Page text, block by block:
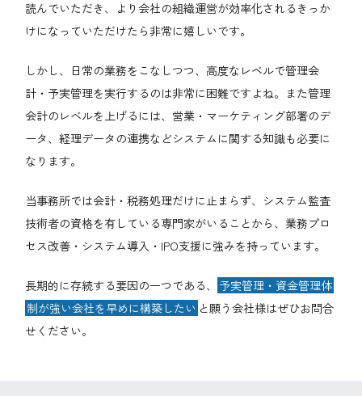
読んでいただき、より会社の組織運営が効率化されるきっか
けになっていただけたら非常に嬉しいです。
しかし、日常の業務をこなしつつ、高度なレベルで管理会
計・予実管理を実行するのは非常に困難ですよね。また管理
会計のレベルを上げるには、営業・マーケティング部署のデ
ータ、経理データの連携などシステムに関する知識も必要に
なります。
当事務所では会計・税務処理だけに止まらず、システム監査
技術者の資格を有している専門家がいることから、業務プロ
セス改善・システム導入・IPO支援に強みを持っています。
長期的に存続する要因の一つである、
予実管理・資金管理体
制が強い会社を早めに構築したい と願う会社様はぜひお問合
せください。